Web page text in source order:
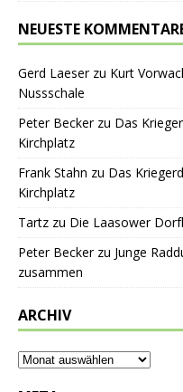
NEUESTE
Gerd Laeserzu Kurt
Nussschale
Peter Beckerzu Das
Kirchplatz
Frank Stahn zu Das
Kirchplatz
Tartz zu Die Laasower
Peter Beckerzu Junge
zusammen
ARCHIV